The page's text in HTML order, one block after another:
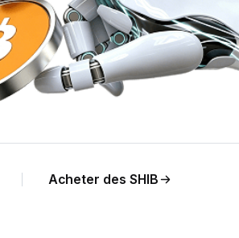
de
Acheter des SHIB